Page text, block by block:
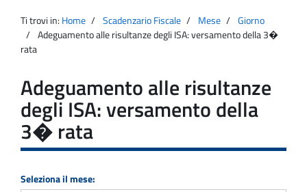
Agenzia
Entrate
principale
Ti trovi in: Home Scadenzario Fiscale Mese
Giorno
Adeguamento alle risultanze degli ISA: versamento della 3�
rata
Adeguamento alle risultanze
degli ISA: versamento della
3� rata
Seleziona il mese: